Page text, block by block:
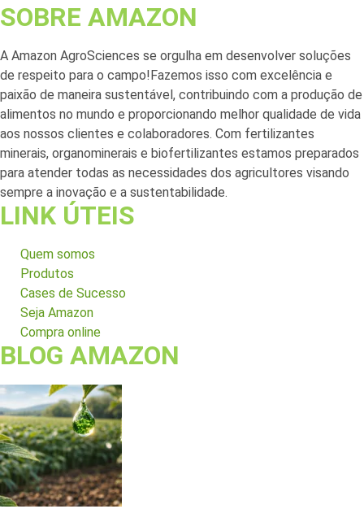
SOBRE AMAZON
A Amazon AgroSciences se orgulha em desenvolver soluções
de respeito para o campo!Fazemos isso com excelência e
paixão de maneira sustentável, contribuindo com a produção de
alimentos no mundo e proporcionando melhor qualidade de vida
aos nossos clientes e colaboradores. Com fertilizantes
minerais, organominerais e biofertilizantes estamos preparados
para atender todas as necessidades dos agricultores visando
sempre a inovação e a sustentabilidade.
LINK ÚTEIS
Quem somos
Produtos
Cases de Sucesso
Seja Amazon
Compra online
BLOG AMAZON